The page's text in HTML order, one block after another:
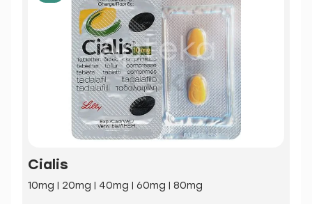
Cialis
10mg | 20mg | 40mg | 60mg | 80mg